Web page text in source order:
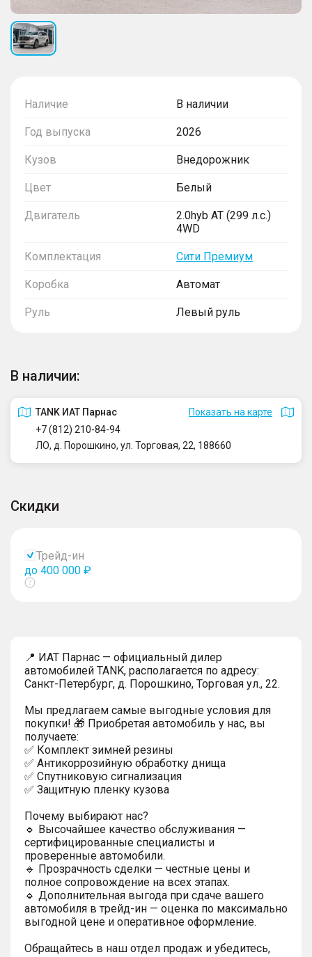
Наличие В наличии
Год выпуска 2026
Кузов Внедорожник
Цвет Белый
Двигатель
2.0hyb AT (299 л.с.)
4WD
Комплектация Сити Премиум
Коробка Автомат
Руль Левый руль
В наличии:
TANK ИАТ Парнас
Показать на карте
+7 (812) 210-84-94
ЛО, д. Порошкино, ул. Торговая, 22, 188660
Скидки
Трейд-ин
до 400 000 ₽
Показать
📍 ИАТ Парнас — официальный дилер
автомобилей TANK, располагается по адресу:
Санкт-Петербург, д. Порошкино, Торговая ул., 22.
Мы предлагаем самые выгодные условия для
покупки! 🎁 Приобретая автомобиль у нас, вы
получаете:
✅ Комплект зимней резины
✅ Антикоррозийную обработку днища
✅ Спутниковую сигнализация
✅ Защитную пленку кузова
Почему выбирают нас?
🔹 Высочайшее качество обслуживания —
сертифицированные специалисты и
проверенные автомобили.
🔹 Прозрачность сделки — честные цены и
полное сопровождение на всех этапах.
🔹 Дополнительная выгода при сдаче вашего
автомобиля в трейд-ин — оценка по максимально
выгодной цене и оперативное оформление.
Обращайтесь в наш отдел продаж и убедитесь,